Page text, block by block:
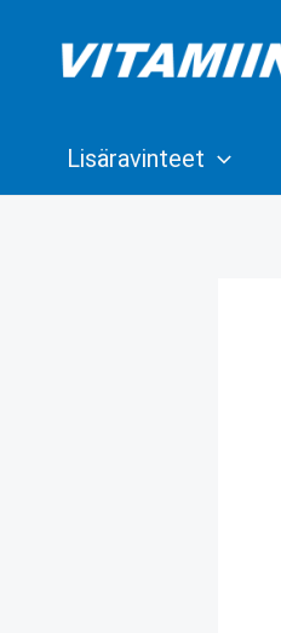
sisältöön
Lisäravinteet